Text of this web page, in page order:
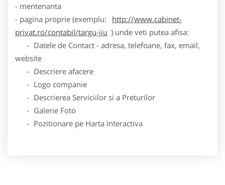
- mentenanta
- pagina proprie (exemplu:
http://www.cabinet-
privat.ro/contabil/targu-jiu ) unde veti putea afisa:
- Datele de Contact - adresa, telefoane, fax, email,
website
- Descriere afacere
- Logo companie
- Descrierea Serviciilor si a Preturilor
- Galerie Foto
- Pozitionare pe Harta Interactiva